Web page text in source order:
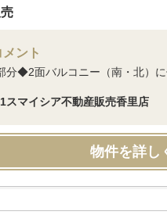
ント
◆2面バルコニー（南・北）
スマイシア不動産販売香里店
物件を詳し